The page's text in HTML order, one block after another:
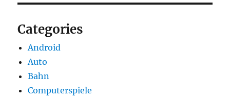
Categories
Android
Auto
Bahn
Computerspiele